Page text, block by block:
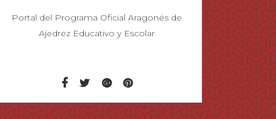
Portal del Programa Oficial Aragonés de
Ajedrez Educativo y Escolar